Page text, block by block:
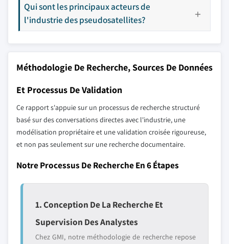
Qui sont les principaux acteurs de
l'industrie des pseudosatellites?
Méthodologie De Recherche, Sources De Données
Et Processus De Validation
Ce rapport s'appuie sur un processus de recherche structuré
basé sur des conversations directes avec l'industrie, une
modélisation propriétaire et une validation croisée rigoureuse,
et non pas seulement sur une recherche documentaire.
Notre Processus De Recherche En 6 Étapes
1. Conception De La Recherche Et
Supervision Des Analystes
Chez GMI, notre méthodologie de recherche repose